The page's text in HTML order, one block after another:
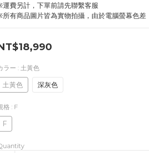
費另計，下單前請先聯繫客服
有商品圖片皆為實物拍攝，由於電腦螢幕色差
ラー : 土黃色
土黃色 深灰色
格 : F
F